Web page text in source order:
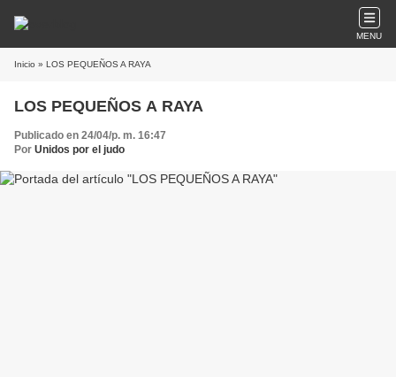
MENU
Inicio » LOS PEQUEÑOS A RAYA
LOS PEQUEÑOS A RAYA
Publicado en 24/04/p. m. 16:47
Por Unidos por el judo